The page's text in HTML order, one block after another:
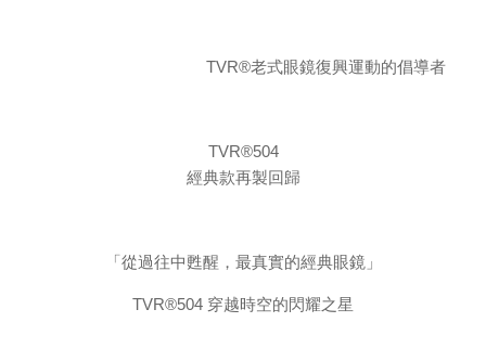
TVR®老式眼鏡復興運動的倡導者
TVR®504
經典款再製回歸
「從過往中甦醒，最真實的經典眼鏡」
TVR®504 穿越時空的閃耀之星